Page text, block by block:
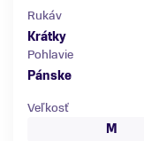
Rukáv
Krátky
Pohlavie
Pánske
Veľkosť
M